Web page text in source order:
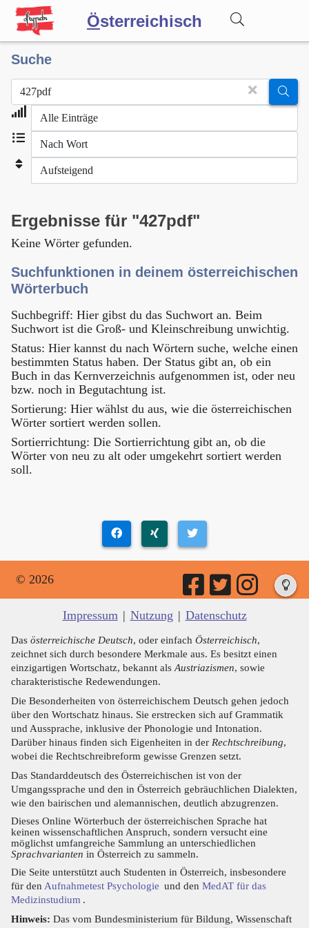
Österreichisch
Wörterbuch
Forum
Blog
Suche
Ergebnisse für "427pdf"
Keine Wörter gefunden.
Suchfunktionen in deinem österreichischen
Wörterbuch
Suchbegriff: Hier gibst du das Suchwort an. Beim
Suchwort ist die Groß- und Kleinschreibung unwichtig.
Status: Hier kannst du nach Wörtern suche, welche einen
bestimmten Status haben. Der Status gibt an, ob ein
Buch in das Kernverzeichnis aufgenommen ist, oder neu
bzw. noch in Begutachtung ist.
Sortierung: Hier wählst du aus, wie die österreichischen
Wörter sortiert werden sollen.
Sortierrichtung: Die Sortierrichtung gibt an, ob die
Wörter von neu zu alt oder umgekehrt sortiert werden
soll.
© 2026
Impressum | Nutzung | Datenschutz
Das österreichische Deutsch, oder einfach Österreichisch,
zeichnet sich durch besondere Merkmale aus. Es besitzt einen
einzigartigen Wortschatz, bekannt als Austriazismen, sowie
charakteristische Redewendungen.
Die Besonderheiten von österreichischem Deutsch gehen jedoch
über den Wortschatz hinaus. Sie erstrecken sich auf Grammatik
und Aussprache, inklusive der Phonologie und Intonation.
Darüber hinaus finden sich Eigenheiten in der Rechtschreibung,
wobei die Rechtschreibreform gewisse Grenzen setzt.
Das Standarddeutsch des Österreichischen ist von der
Umgangssprache und den in Österreich gebräuchlichen Dialekten,
wie den bairischen und alemannischen, deutlich abzugrenzen.
Dieses Online Wörterbuch der österreichischen Sprache hat
keinen wissenschaftlichen Anspruch, sondern versucht eine
möglichst umfangreiche Sammlung an unterschiedlichen
Sprachvarianten in Österreich zu sammeln.
Die Seite unterstützt auch Studenten in Österreich, insbesondere
für den Aufnahmetest Psychologie und den MedAT für das
Medizinstudium .
Hinweis: Das vom Bundesministerium für Bildung, Wissenschaft